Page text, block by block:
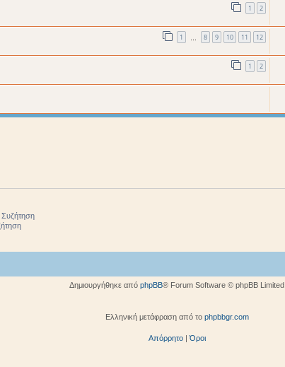
1 2
1 8 9 10 11 12
1 2
Συζήτηση
Δημιουργήθηκε από phpBB® Forum Software © phpBB Limited
Ελληνική μετάφραση από το phpbbgr.com
Απόρρητο|Όροι